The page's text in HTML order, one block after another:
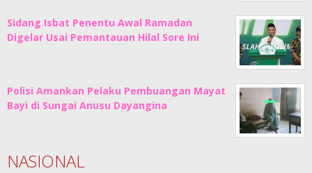
Sidang Isbat Penentu Awal Ramadan
Digelar Usai Pemantauan Hilal Sore Ini
Polisi Amankan Pelaku Pembuangan Mayat
Bayi di Sungai Anusu Dayangina
NASIONAL